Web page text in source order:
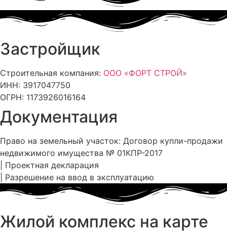
Застройщик
Строительная компания: ООО «ФОРТ СТРОЙ»
ИНН: 3917047750
ОГРН: 1173926016164
Документация
Право на земельный участок: Договор купли-продажи
недвижимого имущества № 01КПР-2017
| Проектная декларация
| Разрешение на ввод в эксплуатацию
Жилой комплекс на карте